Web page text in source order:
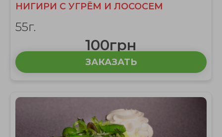
НИГИРИ С УГРЁМ И ЛОСОСЕМ
55г.
100грн
ЗАКАЗАТЬ